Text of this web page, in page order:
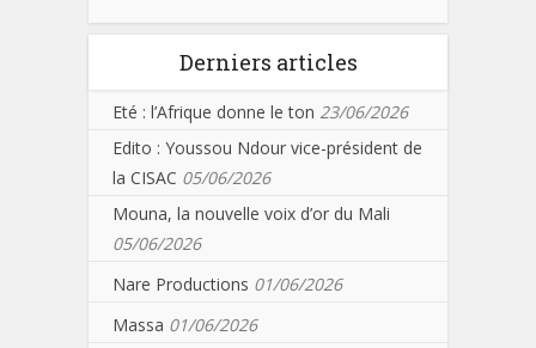
Derniers articles
Eté : l’Afrique donne le ton 23/06/2026
Edito : Youssou Ndour vice-président de
la CISAC 05/06/2026
Mouna, la nouvelle voix d’or du Mali
05/06/2026
Nare Productions 01/06/2026
Massa 01/06/2026